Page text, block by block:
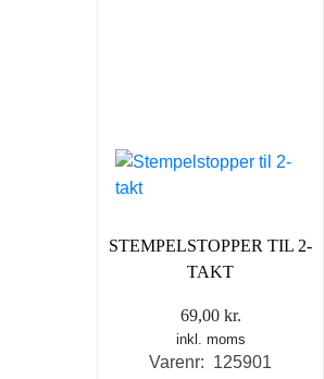
STEMPELSTOPPER TIL 2-
TAKT
69,00 kr.
inkl. moms
Varenr: 125901